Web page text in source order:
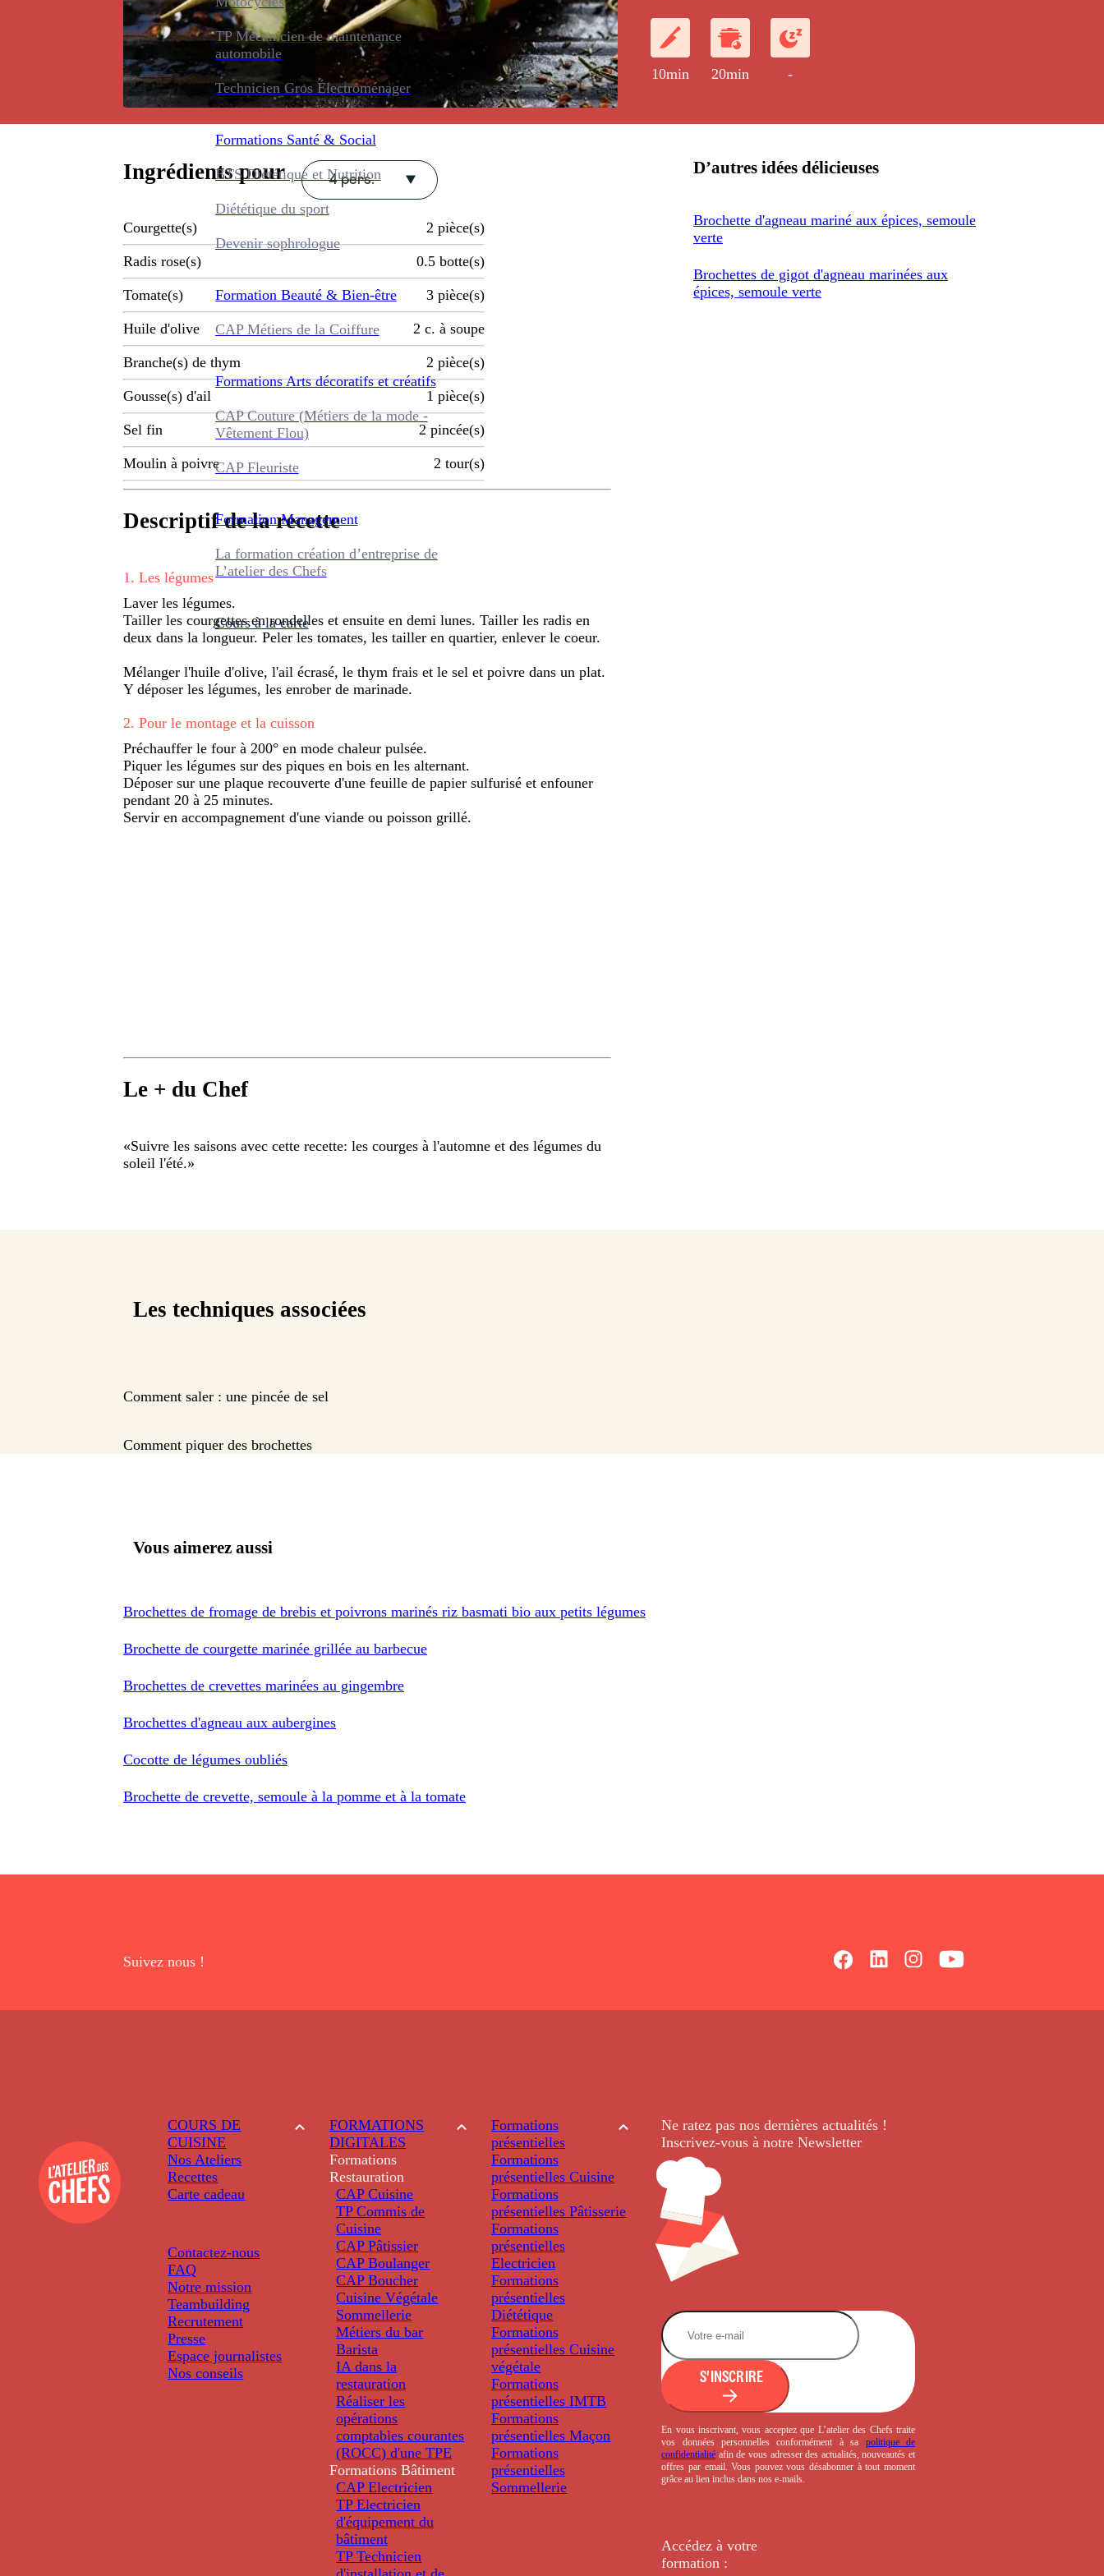
TP Mécanicien de maintenance
automobile
Technicien Gros Électroménager
Formations Santé & Social
BTS Diététique et Nutrition
Diététique du sport
Devenir sophrologue
Formation Beauté & Bien-être
CAP Métiers de la Coiffure
Formations Arts décoratifs et créatifs
CAP Couture (Métiers de la mode -
Vêtement Flou)
CAP Fleuriste
Formation Management
La formation création d’entreprise de
L’atelier des Chefs
Cours à la carte
10min 20min -
Ingrédients pour 4 pers.
Courgette(s) 2 pièce(s)
Radis rose(s) 0.5 botte(s)
Tomate(s) 3 pièce(s)
Huile d'olive 2 c. à soupe
Branche(s) de thym 2 pièce(s)
Gousse(s) d'ail 1 pièce(s)
Sel fin 2 pincée(s)
Moulin à poivre 2 tour(s)
Descriptif de la recette
1 . Les légumes
Laver les légumes.
Tailler les courgettes en rondelles et ensuite en demi lunes. Tailler les radis en
deux dans la longueur. Peler les tomates, les tailler en quartier, enlever le coeur.
Mélanger l'huile d'olive, l'ail écrasé, le thym frais et le sel et poivre dans un plat.
Y déposer les légumes, les enrober de marinade.
2. Pour le montage et la cuisson
Préchauffer le four à 200° en mode chaleur pulsée.
Piquer les légumes sur des piques en bois en les alternant.
Déposer sur une plaque recouverte d'une feuille de papier sulfurisé et enfouner
pendant 20 à 25 minutes.
Servir en accompagnement d'une viande ou poisson grillé.
Le + du Chef
«Suivre les saisons avec cette recette: les courges à l'automne et des légumes du
soleil l'été.»
D’autres idées délicieuses
Brochette d'agneau mariné aux épices, semoule
verte
Brochettes de gigot d'agneau marinées aux
épices, semoule verte
Les techniques associées
Comment saler : une pincée de sel
Comment piquer des brochettes
Vous aimerez aussi
Brochettes de fromage de brebis et poivrons marinés riz basmati bio aux petits légumes
Brochette de courgette marinée grillée au barbecue
Brochettes de crevettes marinées au gingembre
Brochettes d'agneau aux aubergines
Cocotte de légumes oubliés
Brochette de crevette, semoule à la pomme et à la tomate
Suivez nous !
COURS DE
CUISINE
Nos Ateliers
Recettes
Carte cadeau
Contactez-nous
FAQ
Notre mission
Teambuilding
Recrutement
Presse
Espace journalistes
Nos conseils
FORMATIONS
DIGITALES
Formations
Restauration
CAP Cuisine
TP Commis de
Cuisine
CAP Pâtissier
CAP Boulanger
CAP Boucher
Cuisine Végétale
Sommellerie
Métiers du bar
Barista
IA dans la
restauration
Réaliser les
opérations
comptables courantes
(ROCC) d'une TPE
Formations Bâtiment
CAP Electricien
TP Electricien
d'équipement du
bâtiment
TP Technicien
Formations
présentielles
Formations
présentielles Cuisine
Formations
présentielles Pâtisserie
Formations
présentielles
Electricien
Formations
présentielles
Diététique
Formations
présentielles Cuisine
végétale
Formations
présentielles IMTB
Formations
présentielles Maçon
Formations
présentielles
Sommellerie
Ne ratez pas nos dernièresactualités !
Inscrivez-vous à notre Newsletter.
S'INSCRIRE
En vous inscrivant, vous acceptez que L’atelier des Chefs traite
vos données personnelles conformément à sa politique de
confidentialité afin de vous adresser des actualités, nouveautés et
offres par email. Vous pouvez vous désabonner à tout moment
grâce au lien inclus dans nos e-mails.
Accédez à votre
formation :